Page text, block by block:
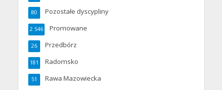
Pozostałe dyscypliny
80
Promowane
2 546
Przedbórz
26
Radomsko
181
Rawa Mazowiecka
51